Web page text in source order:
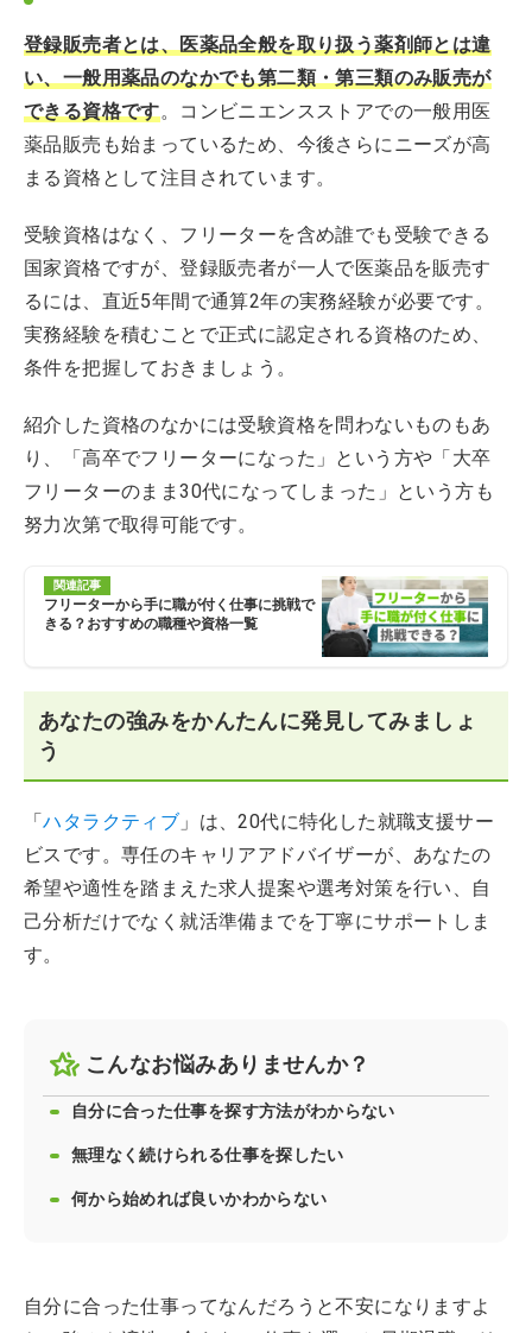
登録販売者とは、医薬品全般を取り扱う薬剤師とは違
い、一般用薬品のなかでも第二類・第三類のみ販売が
できる資格です。コンビニエンスストアでの一般用医
薬品販売も始まっているため、今後さらにニーズが高
まる資格として注目されています。
受験資格はなく、フリーターを含め誰でも受験できる
国家資格ですが、登録販売者が一人で医薬品を販売す
るには、直近5年間で通算2年の実務経験が必要です。
実務経験を積むことで正式に認定される資格のため、
条件を把握しておきましょう。
紹介した資格のなかには受験資格を問わないものもあ
り、「高卒でフリーターになった」という方や「大卒
フリーターのまま30代になってしまった」という方も
努力次第で取得可能です。
関連記事
フリーターから手に職が付く仕事に挑戦で
きる？おすすめの職種や資格一覧
あなたの強みをかんたんに発見してみましょ
う
「ハタラクティブ 」は、20代に特化した就職支援サー
ビスです。専任のキャリアアドバイザーが、あなたの
希望や適性を踏まえた求人提案や選考対策を行い、自
己分析だけでなく就活準備までを丁寧にサポートしま
す。
こんなお悩みありませんか？
自分に合った仕事を探す方法がわからない
無理なく続けられる仕事を探したい
何から始めれば良いかわからない
自分に合った仕事ってなんだろうと不安になりますよ